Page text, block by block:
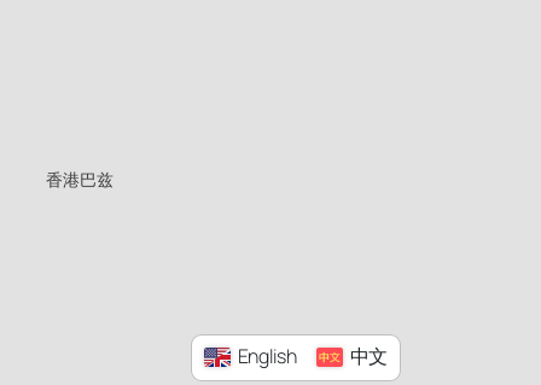
香港巴兹
English 中文